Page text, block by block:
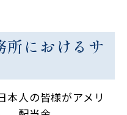
所におけるサ
本人の皆様がアメリ